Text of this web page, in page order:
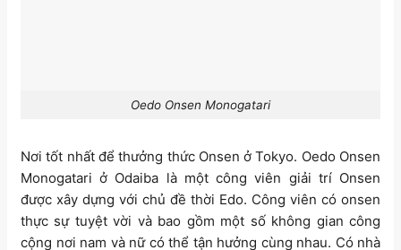
Oedo Onsen Monogatari
Nơi tốt nhất để thưởng thức Onsen ở Tokyo. Oedo Onsen
Monogatari ở Odaiba là một công viên giải trí Onsen
được xây dựng với chủ đề thời Edo. Công viên có onsen
thực sự tuyệt vời và bao gồm một số không gian công
cộng nơi nam và nữ có thể tận hưởng cùng nhau. Có nhà